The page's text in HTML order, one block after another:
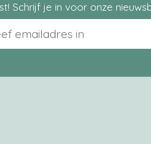
Schrijf je in voor onze